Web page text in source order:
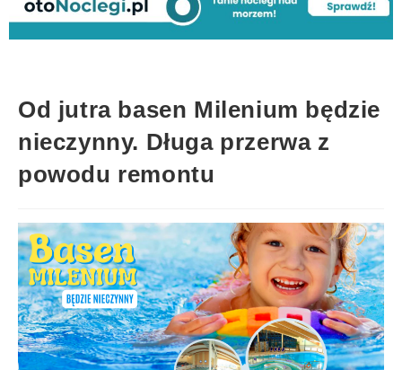
Od jutra basen Milenium będzie
nieczynny. Długa przerwa z
powodu remontu